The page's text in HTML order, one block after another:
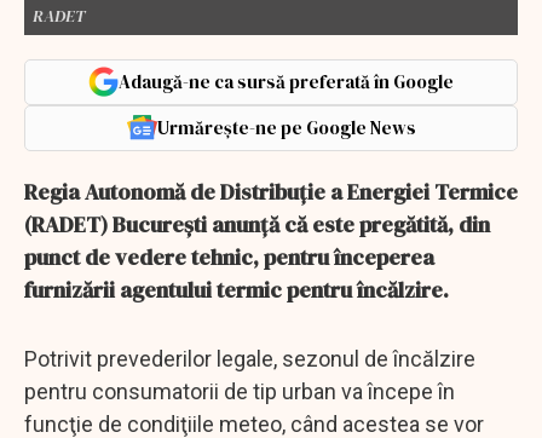
RADET
Adaugă-ne ca sursă preferată în Google
Urmărește-ne pe Google News
Regia Autonomă de Distribuţie a Energiei Termice
(RADET) Bucureşti anunţă că este pregătită, din
punct de vedere tehnic, pentru începerea
furnizării agentului termic pentru încălzire.
Potrivit prevederilor legale, sezonul de încălzire
pentru consumatorii de tip urban va începe în
funcţie de condiţiile meteo, când acestea se vor